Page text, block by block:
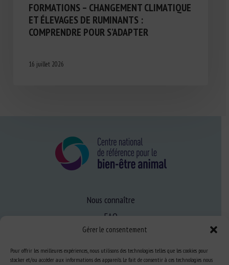
Gérer le consentement
Pour offrir les meilleures expériences, nous utilisons des technologies telles que les cookies pour
stocker et/ou accéder aux informations des appareils. Le fait de consentir à ces technologies nous
FORMATIONS – CHANGEMENT CLIMATIQUE
ET ÉLEVAGES DE RUMINANTS :
COMPRENDRE POUR S’ADAPTER
16 juillet 2026
Nous connaître
FAQ
Expertise